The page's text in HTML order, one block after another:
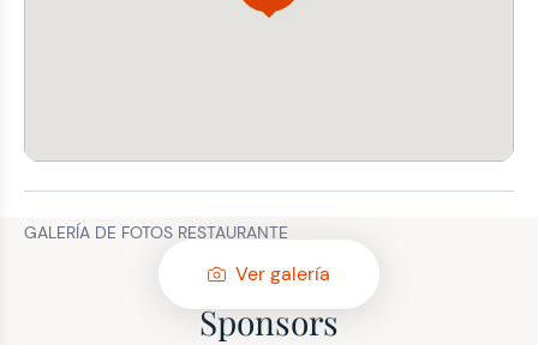
GALERÍA DE FOTOS RESTAURANTE
Ver galería
Sponsors